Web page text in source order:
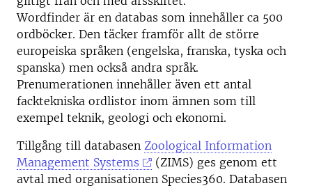
Wordfinder är en databas som innehåller ca 500
ordböcker. Den täcker framför allt de större
europeiska språken (engelska, franska, tyska och
spanska) men också andra språk.
Prenumerationen innehåller även ett antal
facktekniska ordlistor inom ämnen som till
exempel teknik, geologi och ekonomi.
Tillgång till databasen Zoological Information
Management Systems
(ZIMS) ges genom ett
avtal med organisationen Species360. Databasen